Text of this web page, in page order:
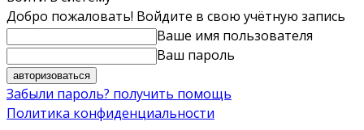
Добро пожаловать! Войдите в свою учётную запись
Ваше имя пользователя
Ваш пароль
Забыли пароль? получить помощь
Политика конфиденциальности